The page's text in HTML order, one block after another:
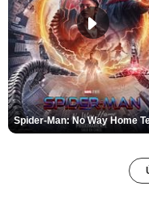
Spider-Man: No Way Home